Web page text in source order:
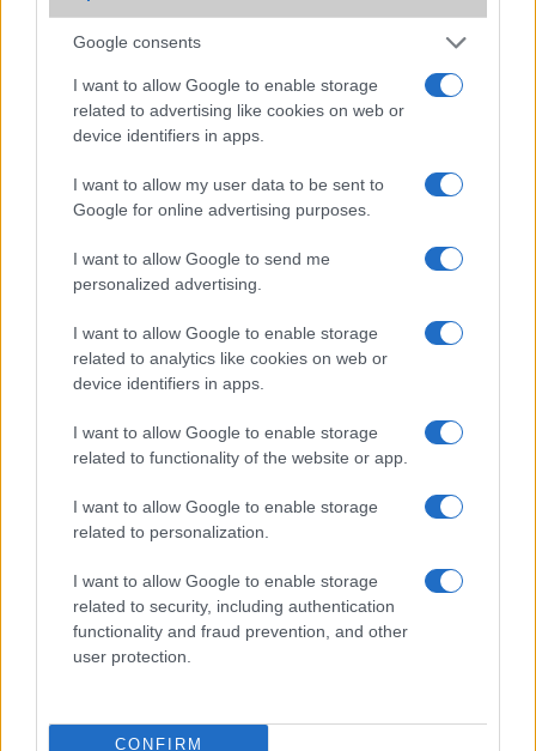
Google consents
I want to allow Google to enable storage
related to advertising like cookies on web or
device identifiers in apps.
I want to allow my user data to be sent to
Google for online advertising purposes.
I want to allow Google to send me
personalized advertising.
I want to allow Google to enable storage
related to analytics like cookies on web or
device identifiers in apps.
I want to allow Google to enable storage
related to functionality of the website or app.
I want to allow Google to enable storage
related to personalization.
I want to allow Google to enable storage
related to security, including authentication
functionality and fraud prevention, and other
user protection.
CONFIRM
MOBILTELEFON MÁRKÁK
Honor
Huawei
Motorola